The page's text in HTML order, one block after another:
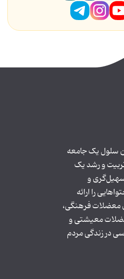
سلول یک جامعه
و رشد یک
و
را ارائه
معضلات فرهنگی،
معیشتی و
در زندگی مردم